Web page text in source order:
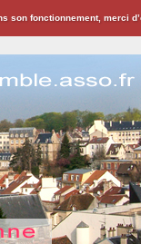
fonctionnement, merci